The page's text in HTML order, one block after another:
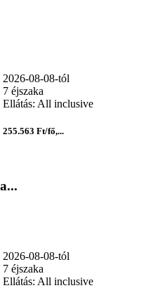
2026-08-08-tól
7 éjszaka
Ellátás: All inclusive
255.563 Ft/fő,...
2026-08-08-tól
7 éjszaka
Ellátás: All inclusive